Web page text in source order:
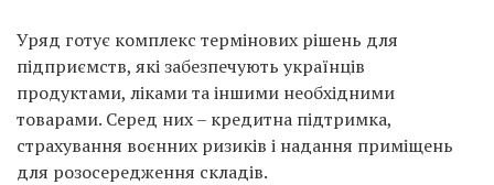
Уряд готує комплекс термінових рішень для
підприємств, які забезпечують українців
продуктами, ліками та іншими необхідними
товарами. Серед них – кредитна підтримка,
страхування воєнних ризиків і надання приміщень
для розосередження складів.